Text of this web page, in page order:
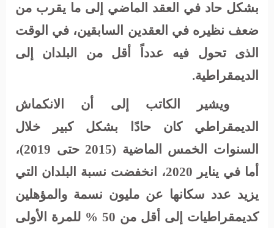
بشكل حاد في العقد الماضي إلى ما يقرب من
ضعف نظيره في العقدين السابقين، في الوقت
الذى تحول فيه عدداً أقل من البلدان إلى
الديمقراطية.
ويشير الكاتب إلى أن الانكماش
الديمقراطي كان حادًا بشكل كبير خلال
السنوات الخمس الماضية (2015 حتى 2019)،
أما في يناير 2020، انخفضت نسبة البلدان التي
يزيد عدد سكانها عن مليون نسمة والمؤهلين
كديمقراطيات إلى أقل من 50 % للمرة الأولى